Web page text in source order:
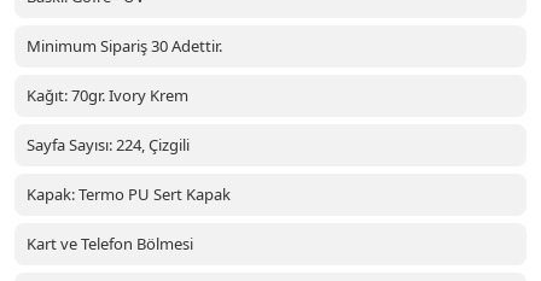
Minimum Sipariş 30 Adettir.
Kağıt: 70gr. Ivory Krem
Sayfa Sayısı: 224, Çizgili
Kapak: Termo PU Sert Kapak
Kart ve Telefon Bölmesi